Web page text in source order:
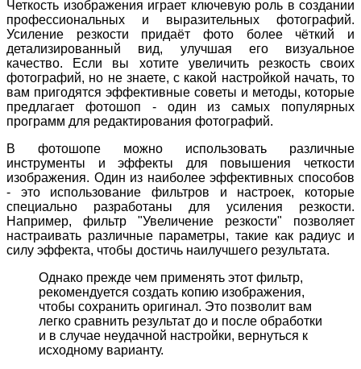
Четкость изображения играет ключевую роль в создании
профессиональных и выразительных фотографий.
Усиление резкости придаёт фото более чёткий и
детализированный вид, улучшая его визуальное
качество. Если вы хотите увеличить резкость своих
фотографий, но не знаете, с какой настройкой начать, то
вам пригодятся эффективные советы и методы, которые
предлагает фотошоп - один из самых популярных
программ для редактирования фотографий.
В фотошопе можно использовать различные
инструменты и эффекты для повышения четкости
изображения. Один из наиболее эффективных способов
- это использование фильтров и настроек, которые
специально разработаны для усиления резкости.
Например, фильтр "Увеличение резкости" позволяет
настраивать различные параметры, такие как радиус и
силу эффекта, чтобы достичь наилучшего результата.
Однако прежде чем применять этот фильтр,
рекомендуется создать копию изображения,
чтобы сохранить оригинал. Это позволит вам
легко сравнить результат до и после обработки
и в случае неудачной настройки, вернуться к
исходному варианту.